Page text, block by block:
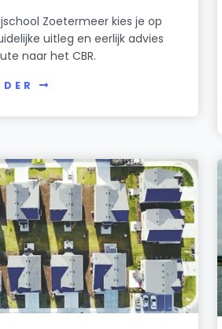
Zoetermeer kies je op
uitleg en eerlijk advies
naar het CBR.